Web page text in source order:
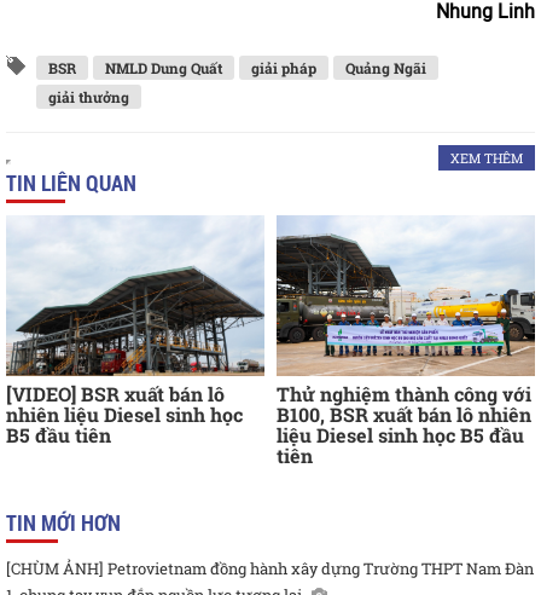
Nhung Linh
BSR NMLD Dung Quất giải pháp
Quảng Ngãi
giải thưởng
XEM THÊM
TIN LIÊN QUAN
[VIDEO] BSR xuất bán lô
nhiên liệu Diesel sinh học
B5 đầu tiên
Thử nghiệm thành công với
B100, BSR xuất bán lô nhiên
liệu Diesel sinh học B5 đầu
tiên
TIN MỚI HƠN
[CHÙM ẢNH] Petrovietnam đồng hành xây dựng Trường THPT Nam Đàn